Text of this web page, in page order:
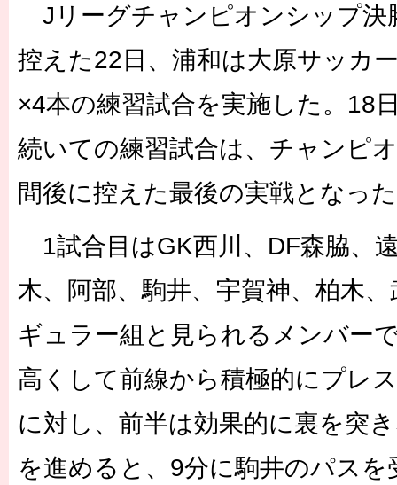
Jリーグチャンピオンシップ決
控えた22日、浦和は大原サッカ
×4本の練習試合を実施した。18
続いての練習試合は、チャンピ
間後に控えた最後の実戦となっ
1試合目はGK西川、DF森脇、
木、阿部、駒井、宇賀神、柏木
ギュラー組と見られるメンバー
高くして前線から積極的にプレ
に対し、前半は効果的に裏を突
を進めると、9分に駒井のパス